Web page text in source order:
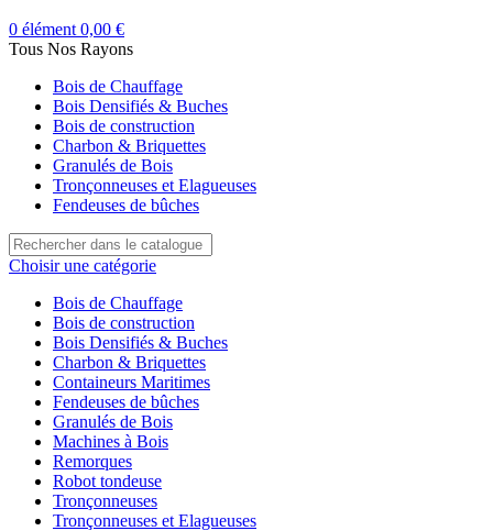
0 élément 0,00 €
Tous Nos Rayons
Bois de Chauffage
Bois Densifiés & Buches
Bois de construction
Charbon & Briquettes
Granulés de Bois
Tronçonneuses et Elagueuses
Fendeuses de bûches
Choisir une catégorie
Bois de Chauffage
Bois de construction
Bois Densifiés & Buches
Charbon & Briquettes
Containeurs Maritimes
Fendeuses de bûches
Granulés de Bois
Machines à Bois
Remorques
Robot tondeuse
Tronçonneuses
Tronçonneuses et Elagueuses